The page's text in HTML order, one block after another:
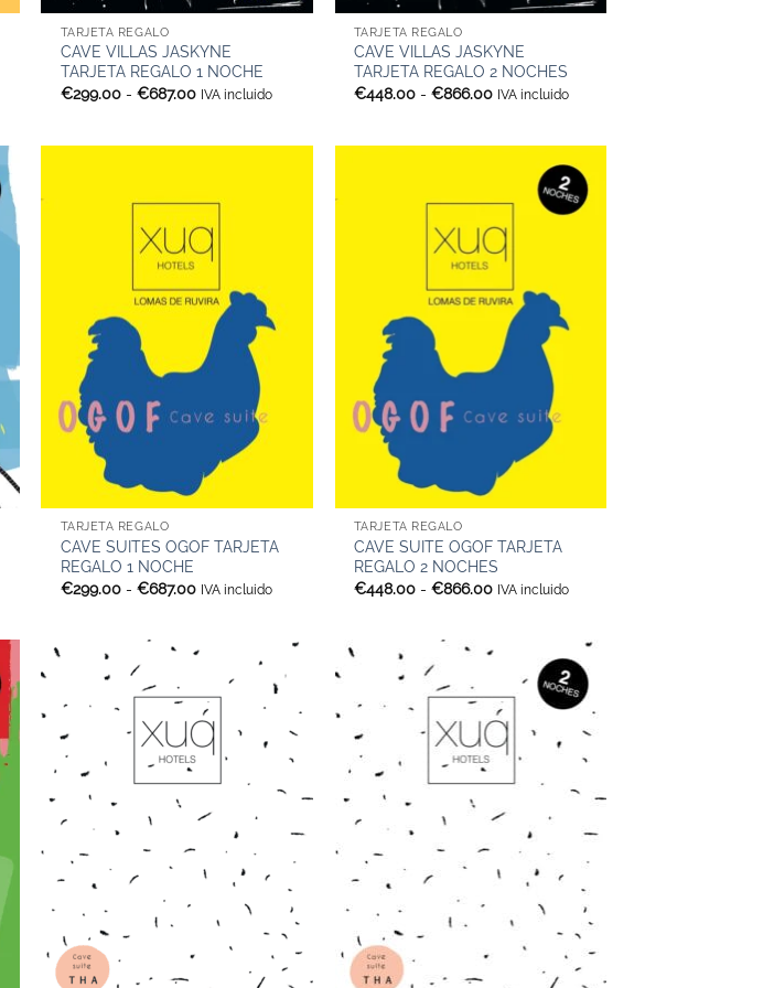
TARJETA REGALO
CAVE VILLAS JASKYNE
TARJETA REGALO 1 NOCHE
€299.00 - €687.00Rango
IVA incluido
TARJETA REGALO
CAVE VILLAS JASKYNE
TARJETA REGALO 2 NOCHES
€448.00 - €866.00Rango
€866.00
IVA incluido
TARJETA REGALO
CAVE SUITES OGOF TARJETA
REGALO 1 NOCHE
€299.00 - €687.00Rango
€299.00
€687.00
IVA incluido
TARJETA REGALO
CAVE SUITE OGOF TARJETA
REGALO 2 NOCHES
€448.00 - €866.00Rango
€448.00
€866.00
IVA incluido
+ +